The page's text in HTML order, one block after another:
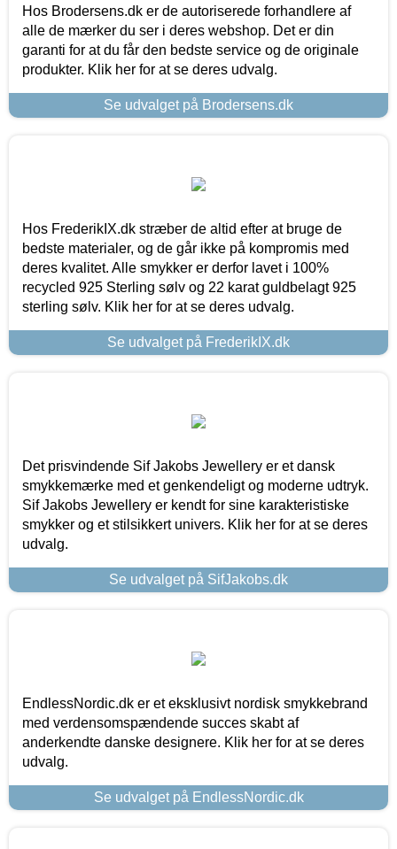
Hos Brodersens.dk er de autoriserede forhandlere af
alle de mærker du ser i deres webshop. Det er din
garanti for at du får den bedste service og de originale
produkter. Klik her for at se deres udvalg.
Se udvalget på Brodersens.dk
Hos FrederikIX.dk stræber de altid efter at bruge de
bedste materialer, og de går ikke på kompromis med
deres kvalitet. Alle smykker er derfor lavet i 100%
recycled 925 Sterling sølv og 22 karat guldbelagt 925
sterling sølv. Klik her for at se deres udvalg.
Se udvalget på FrederikIX.dk
Det prisvindende Sif Jakobs Jewellery er et dansk
smykkemærke med et genkendeligt og moderne udtryk.
Sif Jakobs Jewellery er kendt for sine karakteristiske
smykker og et stilsikkert univers. Klik her for at se deres
udvalg.
Se udvalget på SifJakobs.dk
EndlessNordic.dk er et eksklusivt nordisk smykkebrand
med verdensomspændende succes skabt af
anderkendte danske designere. Klik her for at se deres
udvalg.
Se udvalget på EndlessNordic.dk